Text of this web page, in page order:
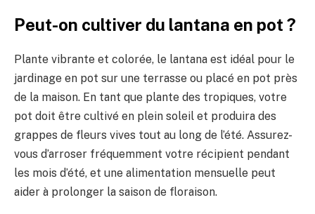
Peut-on cultiver du lantana en pot ?
Plante vibrante et colorée, le lantana est idéal pour le
jardinage en pot sur une terrasse ou placé en pot près
de la maison. En tant que plante des tropiques, votre
pot doit être cultivé en plein soleil et produira des
grappes de fleurs vives tout au long de l’été. Assurez-
vous d’arroser fréquemment votre récipient pendant
les mois d’été, et une alimentation mensuelle peut
aider à prolonger la saison de floraison.